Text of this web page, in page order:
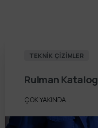
TEKNİK ÇİZİMLER
Rulman Katalog
ÇOK YAKINDA....